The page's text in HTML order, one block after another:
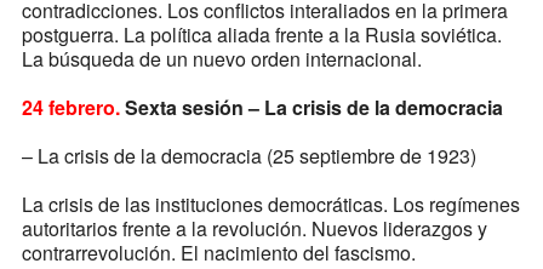
contradicciones. Los conflictos interaliados en la primera
postguerra. La política aliada frente a la Rusia soviética.
La búsqueda de un nuevo orden internacional.
24 febrero.Sexta sesión – La crisis de la democracia
– La crisis de la democracia (25 septiembre de 1923)
La crisis de las instituciones democráticas. Los regímenes
autoritarios frente a la revolución. Nuevos liderazgos y
contrarrevolución. El nacimiento del fascismo.